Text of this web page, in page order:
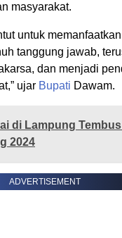
masyarakat.
untuk
tanggung jawab,
dan menjadi
ujar Bupati Dawam.
di Lampung Tembus
2024
ADVERTISEMENT